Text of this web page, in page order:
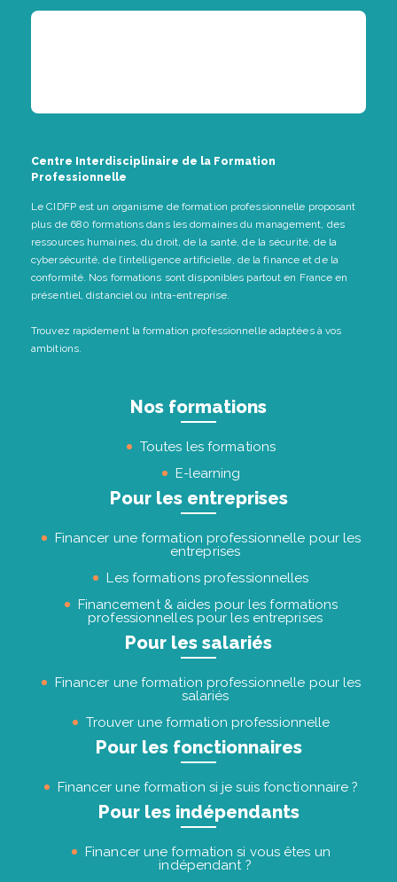
Centre Interdisciplinaire de la Formation
Professionnelle
Le CIDFP est un organisme de formation professionnelle proposant
plus de 680 formations dans les domaines du management, des
ressources humaines, du droit, de la santé, de la sécurité, de la
cybersécurité, de l’intelligence artificielle, de la finance et de la
conformité. Nos formations sont disponibles partout en France en
présentiel, distanciel ou intra-entreprise.
Trouvez rapidement la formation professionnelle adaptées à vos
ambitions.
Nos formations
Toutes les formations
E-learning
Pour les entreprises
Financer une formation professionnelle pour les
entreprises
Les formations professionnelles
Financement & aides pour les formations
professionnelles pour les entreprises
Pour les salariés
Financer une formation professionnelle pour les
salariés
Trouver une formation professionnelle
Pour les fonctionnaires
Financer une formation si je suis fonctionnaire ?
Pour les indépendants
Financer une formation si vous êtes un
indépendant ?